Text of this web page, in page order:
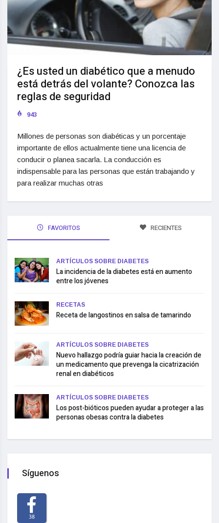
¿Es usted un diabético que a menudo
está detrás del volante? Conozca las
reglas de seguridad
943
Millones de personas son diabéticas y un porcentaje
importante de ellos actualmente tiene una licencia de
conducir o planea sacarla. La conducción es
indispensable para las personas que están trabajando y
para realizar muchas otras
FAVORITOS RECIENTES
ARTÍCULOS SOBRE DIABETES
La incidencia de la diabetes está en aumento
entre los jóvenes
RECETAS
Receta de langostinos en salsa de tamarindo
ARTÍCULOS SOBRE DIABETES
Nuevo hallazgo podría guiar hacia la creación de
un medicamento que prevenga la cicatrización
renal en diabéticos
ARTÍCULOS SOBRE DIABETES
Los post-bióticos pueden ayudar a proteger a las
personas obesas contra la diabetes
Síguenos
38